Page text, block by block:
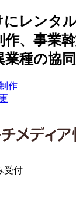
にレンタ
作、事業
業種の協
作
受付